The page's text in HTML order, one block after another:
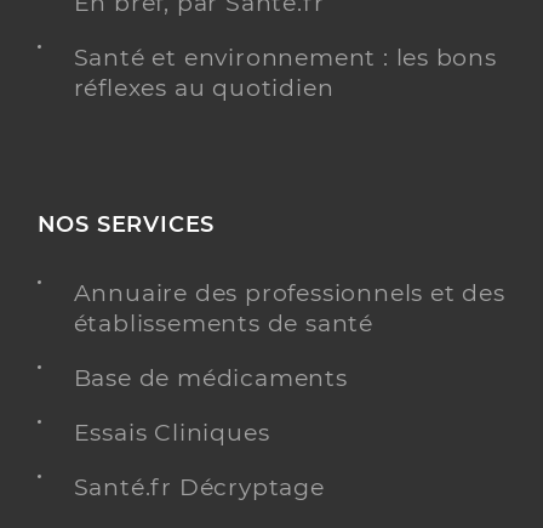
Santé et environnement : les bons
réflexes au quotidien
NOS SERVICES
Annuaire des professionnels et des
établissements de santé
Base de médicaments
Essais Cliniques
Santé.fr Décryptage